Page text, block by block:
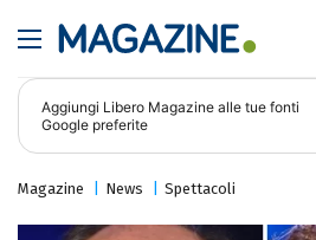
Aggiungi Libero Magazine alle tue fonti
Google preferite
Magazine News Spettacoli